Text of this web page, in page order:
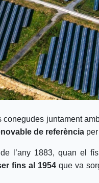
juntament
de referència
l’any 1883, quan el
fins al 1954 que va